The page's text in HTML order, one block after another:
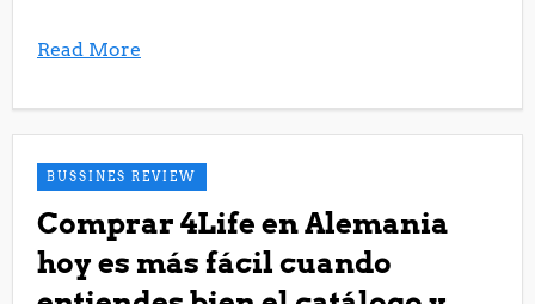
Read More
BUSSINES REVIEW
Comprar 4Life en Alemania
hoy es más fácil cuando